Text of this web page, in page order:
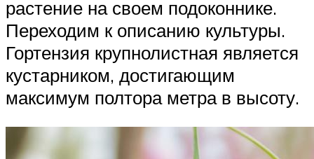
растение на своем подоконнике.
Переходим к описанию культуры.
Гортензия крупнолистная является
кустарником, достигающим
максимум полтора метра в высоту.